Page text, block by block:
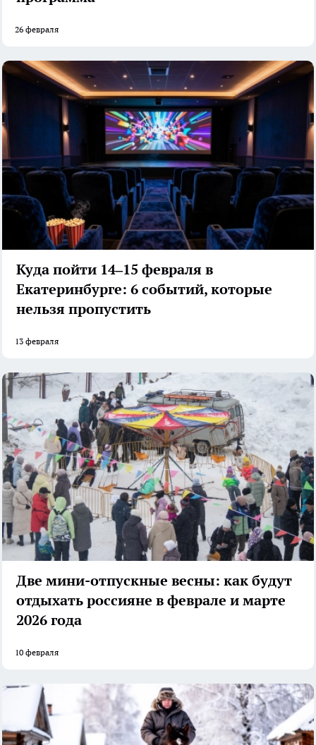
26 февраля
Куда пойти 14–15 февраля в
Екатеринбурге: 6 событий, которые
нельзя пропустить
13 февраля
Две мини-отпускные весны: как будут
отдыхать россияне в феврале и марте
2026 года
10 февраля